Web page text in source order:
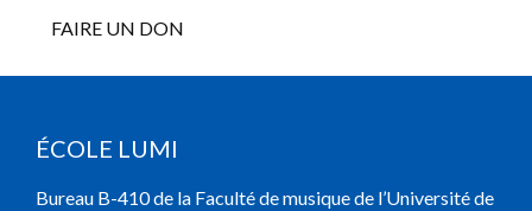
FAIRE UN DON
ÉCOLE LUMI
Bureau B-410 de la Faculté de musique de l’Université de